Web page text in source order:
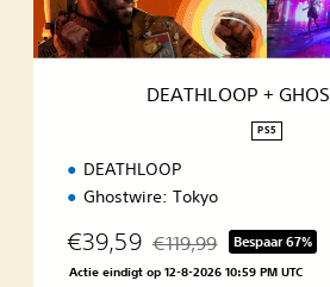
G
H
DEATHLOOP +
PS5
DEATHLOOP
Ghostwire: Tokyo
€39,59 Korting ten opzichte
€119,99 Bespaar 67%
Actie eindigt op 12-8-2026 10:59 PM UTC